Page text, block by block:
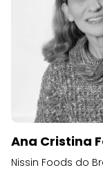
Ana Cristina
Nissin Foods do